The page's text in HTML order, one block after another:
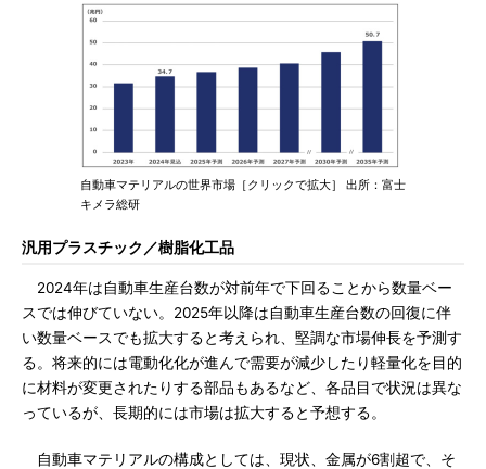
自動車マテリアルの世界市場［クリックで拡大］ 出所：富士
キメラ総研
汎用プラスチック／樹脂化工品
2024年は自動車生産台数が対前年で下回ることから数量ベー
スでは伸びていない。2025年以降は自動車生産台数の回復に伴
い数量ベースでも拡大すると考えられ、堅調な市場伸長を予測す
る。将来的には電動化化が進んで需要が減少したり軽量化を目的
に材料が変更されたりする部品もあるなど、各品目で状況は異な
っているが、長期的には市場は拡大すると予想する。
自動車マテリアルの構成としては、現状、金属が6割超で、そ